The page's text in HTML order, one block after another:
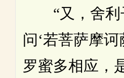
“又，舍利
问‘若菩萨摩
罗蜜多相应，